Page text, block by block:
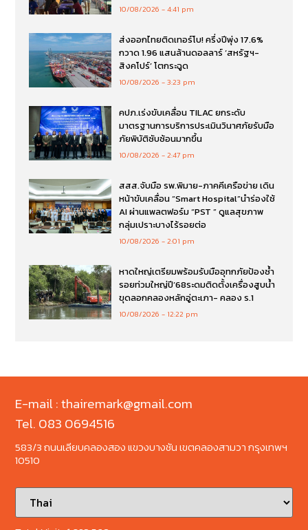
10/08/2026 4:41 pm
ส่งออกไทยติดเทอร์โบ! ครึ่งปีพุ่ง 17.6%
กวาด 1.96 แสนล้านดอลลาร์ ‘สหรัฐฯ-
สิงคโปร์’ โตกระฉูด
10/08/2026 3:23 pm
คปภ.เร่งขับเคลื่อน TILAC ยกระดับ
มาตรฐานการบริการประเมินวินาศภัยรับมือ
ภัยพิบัติซับซ้อนมากขึ้น
10/08/2026 2:47 pm
สสส.จับมือ รพ.พิมาย-ภาคคีเครือข่าย เดิน
หน้าขับเคลื่อน “Smart Hospital”นำร่องใช้
AI ผ่านแพลตฟอร์ม “PST ” ดูแลสุขภาพ
กลุ่มเปราะบางไร้รอยต่อ
10/08/2026 2:01 pm
หาดใหญ่เตรียมพร้อมรับมืออุทกภัยป้องซ้ำ
รอยท่วมใหญ่ปี’68ระดมติดตั้งเครื่องสูบน้ำ
ขุดลอกคลองหลักอู่ตะเภา- คลอง ร.1
10/08/2026 12:22 pm
E-mail : thairemark@gmail.com
Tel. 083 0694516
583/3 ถนนเลียบคลองสอง แขวงบางชัน เขตคลองสามวา กรุงเทพฯ
10510